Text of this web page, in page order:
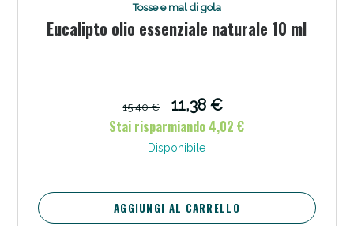
Tosse e mal di gola
Eucalipto olio essenziale naturale 10 ml
15,40 €
11,38 €
Stai risparmiando 4,02 €
Disponibile
AGGIUNGI AL CARRELLO